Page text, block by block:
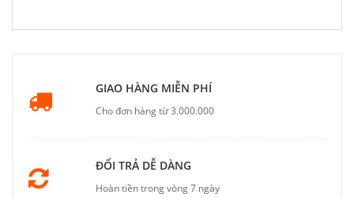
GIAO HÀNG MIỄN PHÍ
Cho đơn hàng từ 3.000.000
ĐỔI TRẢ DỄ DÀNG
Hoàn tiền trong vòng 7 ngày